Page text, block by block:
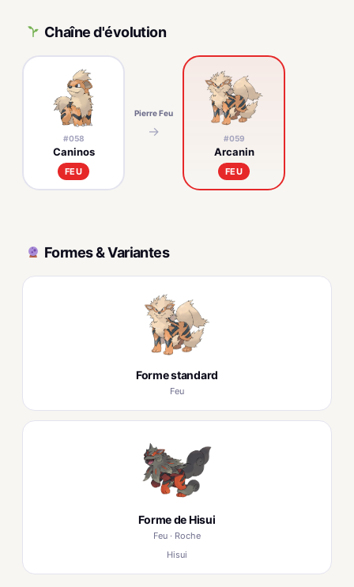
Chaîne d'évolution
#058
Caninos
FEU
Pierre Feu
→ #059
Arcanin
FEU
Formes & Variantes
Forme standard
Feu
Forme de Hisui
Feu · Roche
Hisui